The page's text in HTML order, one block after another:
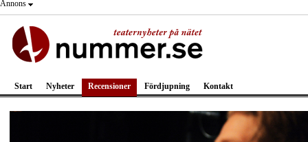
Annons
Start Nyheter Recensioner Fördjupning Kontakt